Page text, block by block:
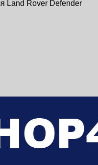
Land Rover Defender